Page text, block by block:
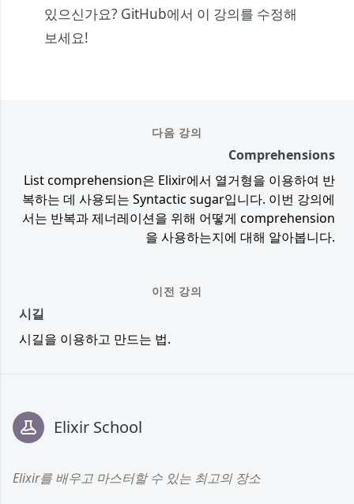
있으신가요? GitHub에서 이 강의를 수정해
보세요!
이전 강의
시길
시길을 이용하고 만드는 법.
다음 강의
Comprehensions
List comprehension은 Elixir에서 열거형을 이용하여 반
복하는 데 사용되는 Syntactic sugar입니다. 이번 강의에
서는 반복과 제너레이션을 위해 어떻게 comprehension
을 사용하는지에 대해 알아봅니다.
Elixir School
Elixir를 배우고 마스터할 수 있는 최고의 장소